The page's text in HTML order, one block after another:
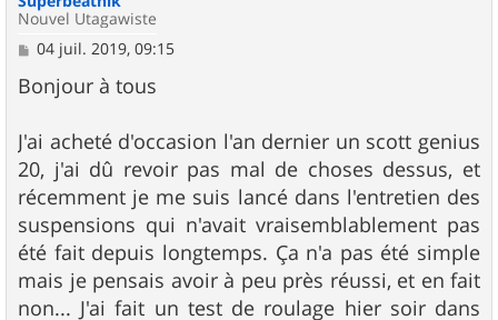
Nouvel Utagawiste
M
s
s
g
e
04 juil. 2019, 09:15
Bonjour à tous
J'ai acheté d'occasion l'an dernier un scott genius
20, j'ai dû revoir pas mal de choses dessus, et
récemment je me suis lancé dans l'entretien des
suspensions qui n'avait vraisemblablement pas
été fait depuis longtemps. Ça n'a pas été simple
mais je pensais avoir à peu près réussi, et en fait
non... J'ai fait un test de roulage hier soir dans